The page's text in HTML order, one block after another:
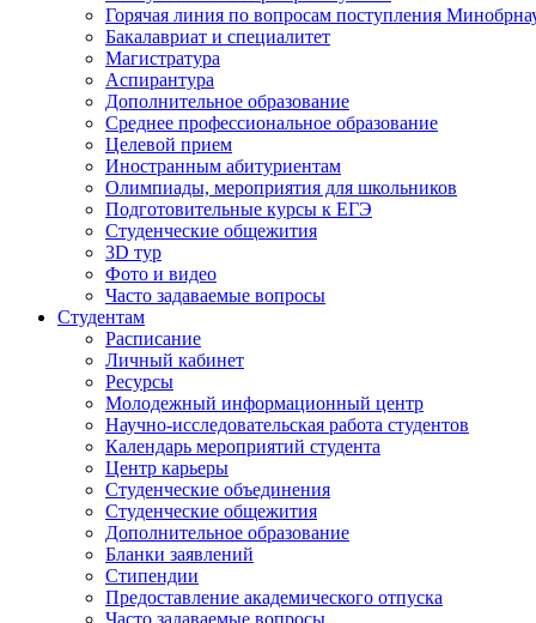
Горячая линия по вопросам поступления
Бакалавриат и специалитет
Магистратура
Аспирантура
Дополнительное образование
Среднее профессиональное образование
Целевой прием
Иностранным абитуриентам
Олимпиады, мероприятия для школьников
Подготовительные курсы к ЕГЭ
Студенческие общежития
3D тур
Фото и видео
Часто задаваемые вопросы
Студентам
Расписание
Личный кабинет
Ресурсы
Молодежный информационный центр
Научно-исследовательская работа студентов
Календарь мероприятий студента
Центр карьеры
Студенческие объединения
Студенческие общежития
Дополнительное образование
Бланки заявлений
Стипендии
Предоставление академического отпуска
Часто задаваемые вопросы